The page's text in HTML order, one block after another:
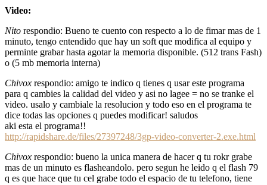
Video:
Nito respondio: Bueno te cuento con respecto a lo de fimar mas de 1
minuto, tengo entendido que hay un soft que modifica al equipo y
perminte grabar hasta agotar la memoria disponible. (512 trans Fash)
o (5 mb memoria interna)
Chivox respondio: amigo te indico q tienes q usar este programa
para q cambies la calidad del video y asi no lagee = no se tranke el
video. usalo y cambiale la resolucion y todo eso en el programa te
dice todas las opciones q puedes modificar! saludos
aki esta el programa!!
http://rapidshare.de/files/27397248/3gp-video-converter-2.exe.html
Chivox respondio: bueno la unica manera de hacer q tu rokr grabe
mas de un minuto es flasheandolo. pero segun he leido q el flash 79
q es que hace que tu cel grabe todo el espacio de tu telefono, tiene